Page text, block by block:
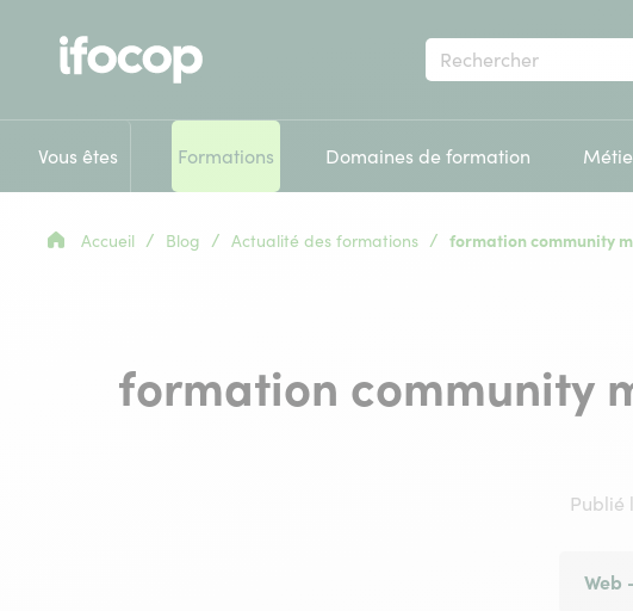
Votre
recherche
Vous êtes Formations Domaines de formation
Accueil / Blog / Actualité des formations / formation community
formation community
Publié
Web